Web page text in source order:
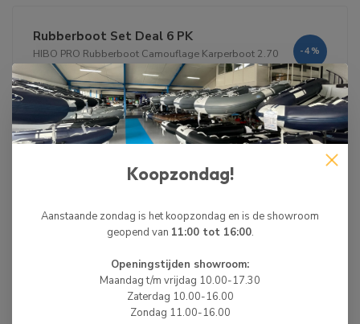
Rubberboot Set Deal 6 PK
HIBO PRO Rubberboot Camouflage Karperboot 2.70
Tohatsu Buitenboordmotor 6 PK Kortstaart (SS)
-4%
+
Op voorraad
Rubberboot Set Deal Wolong 1.5 KW
Koopzondag!
Aanstaande zondag is het koopzondag en is de showroom
geopend van 11:00 tot 16:00.
Openingstijden showroom:
Maandag t/m vrijdag 10.00-17.30
Zaterdag 10.00-16.00
Zondag 11.00-16.00